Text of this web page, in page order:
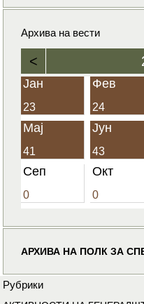
Архива на вести
<
Јан
23
Фев
24
Мај
41
Јун
43
Сеп
0
Окт
0
АРХИВА НА ПОЛК ЗА
Рубрики